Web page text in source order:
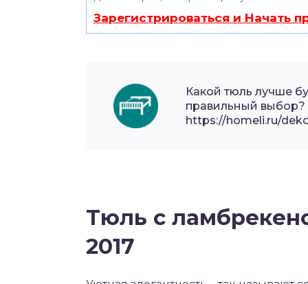
Зарегистрироваться и Начать
Какой тюль лучше
правильный выбор?
https://homeli.ru/
Тюль с
2017